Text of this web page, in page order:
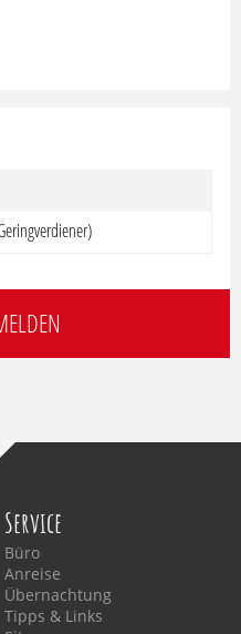
Service
Büro
Anreise
Übernachtung
Tipps & Links